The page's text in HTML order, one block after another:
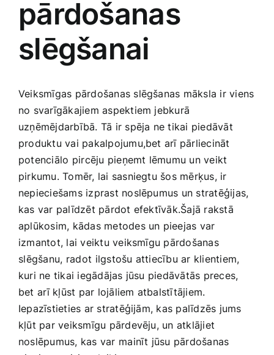
Medicīnas preces
Mobilie telefoni, planšetdatori
Pārtikas preces
Preces birojam
Preces pieaugušajiem
Rotaļlietas, bērnu preces
Smaržas, kosmētika
Sports, tūrisms un atpūta
pārdošanas
slēgšanai
Veiksmīgas ‌pārdošanas slēgšanas​ māksla ir viens‌
no svarīgākajiem aspektiem jebkurā
uzņēmējdarbībā. Tā ‍ir spēja ne tikai piedāvāt
produktu vai pakalpojumu,bet arī pārliecināt
potenciālo ⁤pircēju pieņemt lēmumu un veikt
pirkumu. Tomēr, lai‍ sasniegtu šos mērķus, ir
nepieciešams izprast noslēpumus‌ un stratēģijas,
kas var palīdzēt‌ pārdot efektīvāk.Šajā rakstā
aplūkosim, kādas metodes un pieejas var
izmantot, lai veiktu veiksmīgu pārdošanas
⁢slēgšanu,⁣ radot ⁣ilgstošu attiecību ‍ar ‍klientiem,⁣
kuri ne tikai iegādājas jūsu piedāvātās preces, ​
bet⁣ arī kļūst par lojāliem atbalstītājiem.
‍Iepazīstieties ar stratēģijām, kas palīdzēs jums
kļūt par veiksmīgu pārdevēju, un atklājiet
noslēpumus, kas var⁣ mainīt jūsu pārdošanas⁢